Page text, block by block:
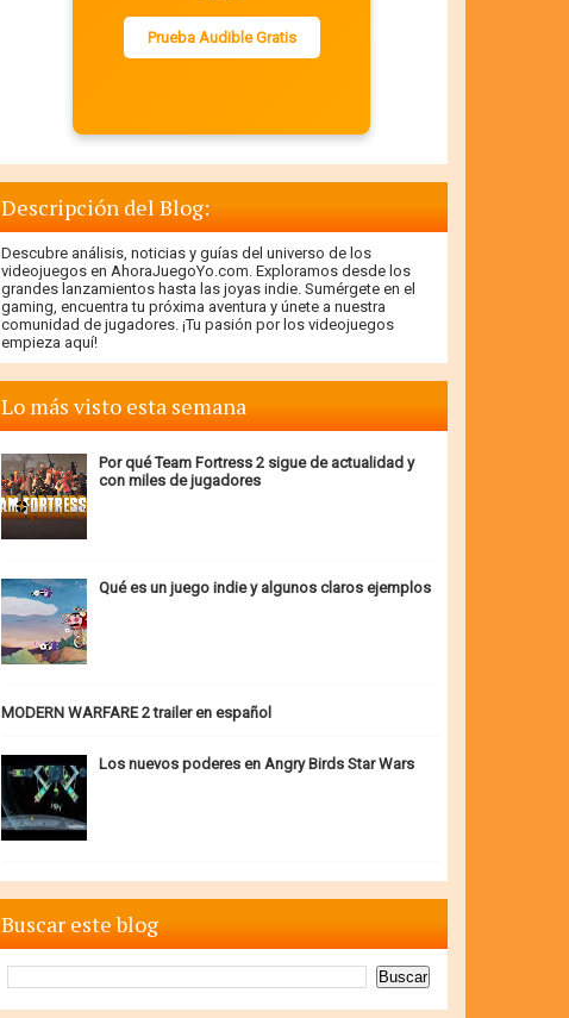
Prueba Audible Gratis
Descripción del Blog:
Descubre análisis, noticias y guías del universo de los
videojuegos en AhoraJuegoYo.com. Exploramos desde los
grandes lanzamientos hasta las joyas indie. Sumérgete en el
gaming, encuentra tu próxima aventura y únete a nuestra
comunidad de jugadores. ¡Tu pasión por los videojuegos
empieza aquí!
Lo más visto esta semana
Por qué Team Fortress 2 sigue de actualidad y
con miles de jugadores
Qué es un juego indie y algunos claros ejemplos
MODERN WARFARE 2 trailer en español
Los nuevos poderes en Angry Birds Star Wars
Buscar este blog